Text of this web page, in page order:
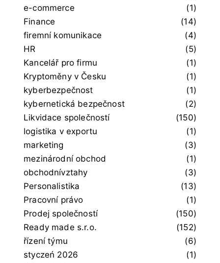
e-commerce
(1)
Finance
(14)
firemní komunikace
(4)
HR
(5)
Kancelář pro firmu
(1)
Kryptoměny v Česku
(1)
kyberbezpečnost
(1)
kybernetická bezpečnost
(2)
Likvidace společností
(150)
logistika v exportu
(1)
marketing
(3)
mezinárodní obchod
(1)
obchodnívztahy
(3)
Personalistika
(13)
Pracovní právo
(1)
Prodej společností
(150)
Ready made s.r.o.
(152)
řízení týmu
(6)
styczeń 2026
(1)